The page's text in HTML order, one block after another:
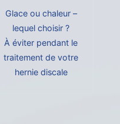
Glace ou chaleur –
lequel choisir ?
À éviter pendant le
traitement de votre
hernie discale